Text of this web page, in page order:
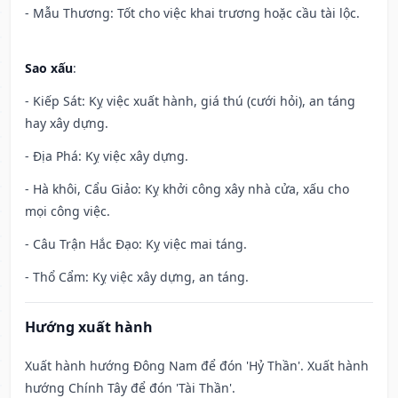
- Mẫu Thương: Tốt cho việc khai trương hoặc cầu tài lộc.
Sao xấu:
- Kiếp Sát: Kỵ việc xuất hành, giá thú (cưới hỏi), an táng
hay xây dựng.
- Địa Phá: Kỵ việc xây dựng.
- Hà khôi, Cẩu Giảo: Kỵ khởi công xây nhà cửa, xấu cho
mọi công việc.
- Câu Trận Hắc Đạo: Kỵ việc mai táng.
- Thổ Cẩm: Kỵ việc xây dựng, an táng.
Hướng xuất hành
Xuất hành hướng Đông Nam để đón 'Hỷ Thần'. Xuất hành
hướng Chính Tây để đón 'Tài Thần'.